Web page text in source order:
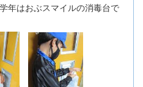
年はおぶスマイルの消毒台で